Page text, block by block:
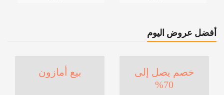
أفضل عروض اليوم
بيع أمازون
خصم يصل إلى
70%